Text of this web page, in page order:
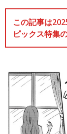
この記事は
ピックス特集